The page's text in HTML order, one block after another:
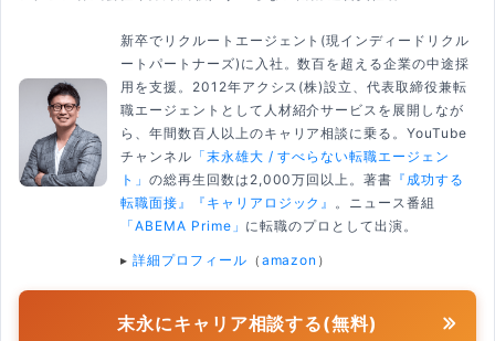
新卒でリクルートエージェント(現インディードリクル
ートパートナーズ)に入社。数百を超える企業の中途採
用を支援。2012年アクシス(株)設立、代表取締役兼転
職エージェントとして人材紹介サービスを展開しなが
ら、年間数百人以上のキャリア相談に乗る。YouTube
チャンネル 「末永雄大 / すべらない転職エージェン
ト」 の総再生回数は2,000万回以上。著書 『成功する
転職面接』
『キャリアロジック』
。ニュース番組
「ABEMA Prime」 に転職のプロとして出演。
▸ 詳細プロフィール （ amazon ）
末永にキャリア相談する(無料)